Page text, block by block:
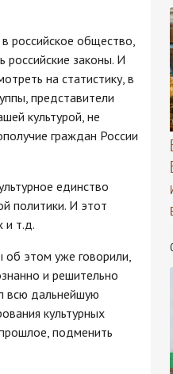
российское общество,
российские законы. И
на статистику, в
представители
культурой, не
граждан России
единство
политики. И этот
и т.д.
об этом уже говорили,
и решительно
всю дальнейшую
культурных
подменить